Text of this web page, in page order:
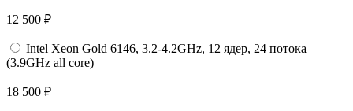
12 500 ₽
Intel Xeon Gold 6146, 3.2-4.2GHz, 12 ядер, 24 потока
(3.9GHz all core)
18 500 ₽